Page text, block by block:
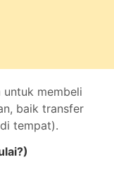
untuk membeli
baik transfer
tempat).